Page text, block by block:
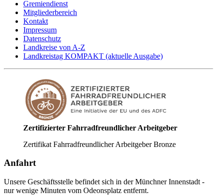
Gremiendienst
Mitgliederbereich
Kontakt
Impressum
Datenschutz
Landkreise von A-Z
Landkreistag KOMPAKT (aktuelle Ausgabe)
Zertifizierter Fahrradfreundlicher Arbeitgeber
Zertifikat Fahrradfreundlicher Arbeitgeber Bronze
Anfahrt
Unsere Geschäftsstelle befindet sich in der Münchner Innenstadt -
nur wenige Minuten vom Odeonsplatz entfernt.